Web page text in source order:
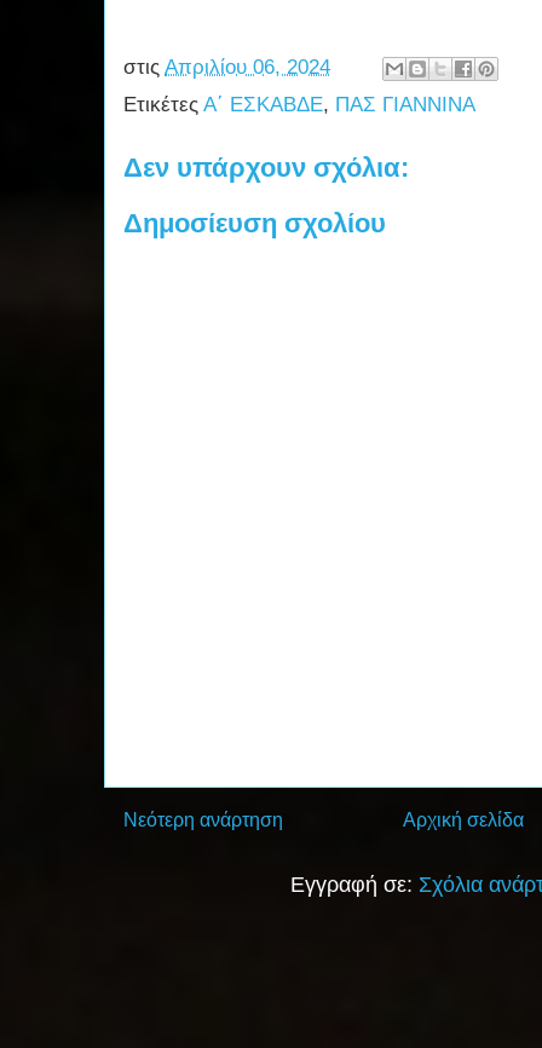
στις Απριλίου 06, 2024
Ετικέτες Α΄ ΕΣΚΑΒΔΕ, ΠΑΣ ΓΙΑΝΝΙΝΑ
Δεν υπάρχουν σχόλια:
Δημοσίευση σχολίου
Νεότερη ανάρτηση Αρχική σελίδα
Εγγραφή σε: Σχόλια